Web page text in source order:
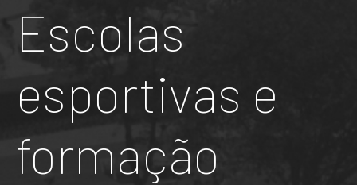
Escolas
esportivas e
formação